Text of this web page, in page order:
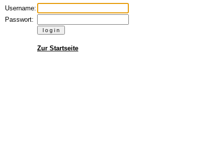
Username:
Passwort:
Zur Startseite